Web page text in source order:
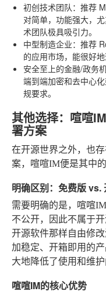
初创技术团队 ：推荐
对简单，功能强大，
术团队极具吸引力。
中型制造企业：推荐
的应用市场，能很好
安全至上的金融/政务
端到端加密和去中心
规要求。
其他选择：喧喧
署方案
在开源世界之外，也
案，喧喧IM便是其中的
明确区别：免费版 vs.
需要明确的是，喧喧
不公开，因此不属于
开源软件那样自由修
加稳定、开箱即用的
大地降低了使用和维护
喧喧IM的核心优势